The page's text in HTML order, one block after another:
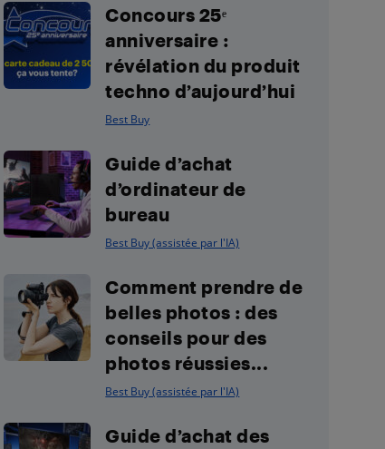
Concours 25ᵉ
anniversaire :
révélation du produit
techno d’aujourd’hui
Best Buy
Guide d’achat
d’ordinateur de
bureau
Best Buy (assistée par l'IA)
Comment prendre de
belles photos : des
conseils pour des
photos réussies...
Best Buy (assistée par l'IA)
Guide d’achat des